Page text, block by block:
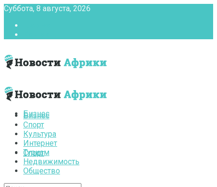
Суббота, 8 августа, 2026
Бизнес
Спорт
Бизнес
Спорт
Культура
Интернет
Туризм
Недвижимость
Общество